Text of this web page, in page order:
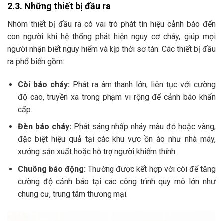
2.3. Những thiết bị đầu ra
Nhóm thiết bị đầu ra có vai trò phát tín hiệu cảnh báo đến
con người khi hệ thống phát hiện nguy cơ cháy, giúp mọi
người nhận biết nguy hiểm và kịp thời sơ tán. Các thiết bị đầu
ra phổ biến gồm:
Còi báo cháy: Phát ra âm thanh lớn, liên tục với cường
độ cao, truyền xa trong phạm vi rộng để cảnh báo khẩn
cấp.
Đèn báo cháy:Phát sáng nhấp nháy màu đỏ hoặc vàng,
đặc biệt hiệu quả tại các khu vực ồn ào như nhà máy,
xưởng sản xuất hoặc hỗ trợ người khiếm thính.
Chuông báo động: Thường được kết hợp với còi để tăng
cường độ cảnh báo tại các công trình quy mô lớn như
chung cư, trung tâm thương mại.